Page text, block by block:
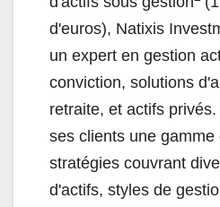
d'euros), Natixis
un expert en gestion
conviction, solutions
retraite, et actifs
ses clients une gamme
stratégies couvrant
d'actifs, styles de